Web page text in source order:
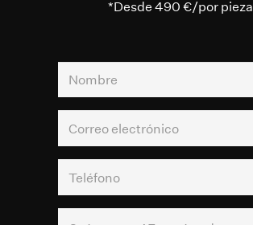
*Desde 490 €/por pieza